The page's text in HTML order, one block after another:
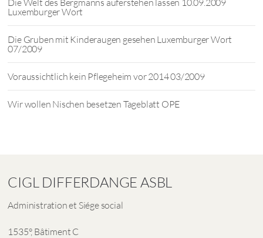
Die Welt des Bergmanns auferstehen lassen 10.09.2009
Luxemburger Wort
Die Gruben mit Kinderaugen gesehen Luxemburger Wort
07/2009
Voraussichtlich kein Pflegeheim vor 2014 03/2009
Wir wollen Nischen besetzen Tageblatt OPE
CIGL DIFFERDANGE ASBL
Administration et Siége social
1535°, Bâtiment C